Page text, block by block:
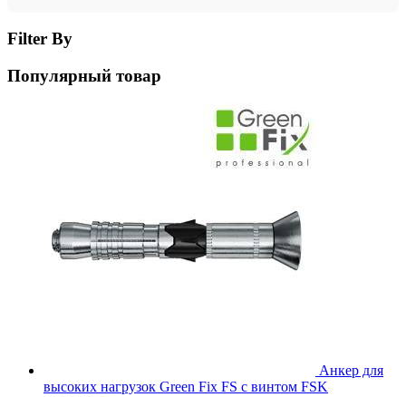
Filter By
Популярный товар
Анкер для
высоких нагрузок Green Fix FS с винтом FSK